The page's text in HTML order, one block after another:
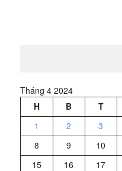
Tháng 4 2024
H
B T
1
2 3
8
9 10
15
16 17